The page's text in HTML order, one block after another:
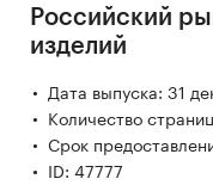
Российский
изделий
Дата выпуска: 31
Количество
Срок
ID: 47777